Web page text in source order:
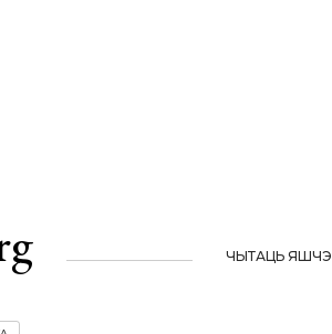
ЧЫТАЦЬ ЯШЧЭ